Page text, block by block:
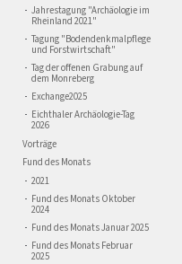
Jahrestagung "Archäologie im
Rheinland 2021"
Tagung "Bodendenkmalpflege
und Forstwirtschaft"
Tag der offenen Grabung auf
dem Monreberg
Exchange2025
Eichthaler Archäologie-Tag
2026
Vorträge
Fund des Monats
2021
Fund des Monats Oktober
2024
Fund des Monats Januar 2025
Fund des Monats Februar
2025